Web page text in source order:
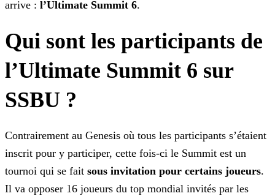
arrive : l’Ultimate Summit 6.
Qui sont les participants de
l’Ultimate Summit 6 sur
SSBU ?
Contrairement au Genesis où tous les participants s’étaient
inscrit pour y participer, cette fois-ci le Summit est un
tournoi qui se fait sous invitation pour certains joueurs.
Il va opposer 16 joueurs du top mondial invités par les